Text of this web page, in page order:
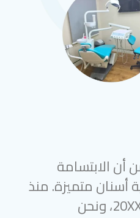
أن الابتسامة
أسنان متميزة. منذ
تأسيس عيادتنا عام 20XX، ونحن